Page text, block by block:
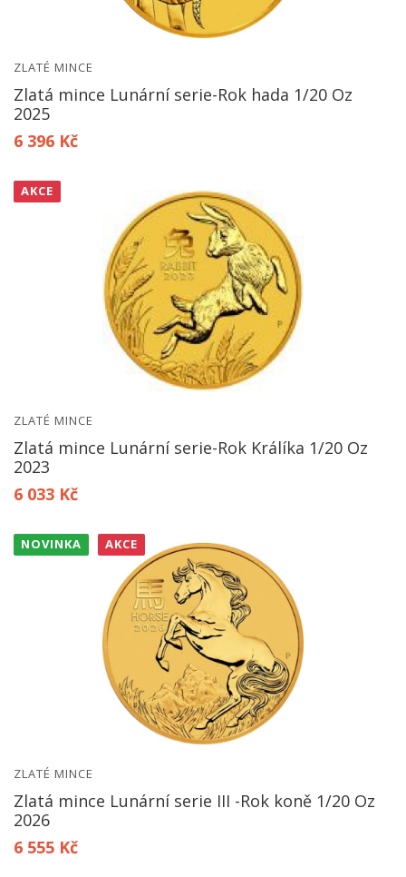
ZLATÉ MINCE
Zlatá mince Lunární serie-Rok hada 1/20 Oz
2025
6 396 Kč
AKCE
ZLATÉ MINCE
Zlatá mince Lunární serie-Rok Králíka 1/20 Oz
2023
6 033 Kč
NOVINKA AKCE
ZLATÉ MINCE
Zlatá mince Lunární serie III -Rok koně 1/20 Oz
2026
6 555 Kč